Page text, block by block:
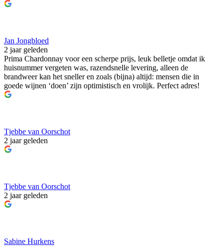
Jan Jongbloed
2 jaar geleden
Prima Chardonnay voor een scherpe prijs, leuk belletje omdat ik
huisnummer vergeten was, razendsnelle levering, alleen de
brandweer kan het sneller en zoals (bijna) altijd: mensen die in
goede wijnen ‘doen’ zijn optimistisch en vrolijk. Perfect adres!
Tjebbe van Oorschot
2 jaar geleden
Tjebbe van Oorschot
2 jaar geleden
Sabine Hurkens